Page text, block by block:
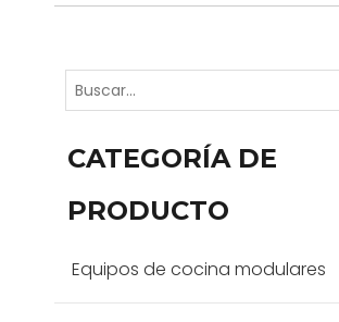
CATEGORÍA DE
PRODUCTO
Equipos de cocina modulares